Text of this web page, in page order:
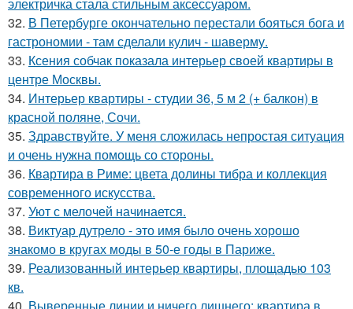
электричка стала стильным аксессуаром.
32. В Петербурге окончательно перестали бояться бога и
гастрономии - там сделали кулич - шаверму.
33. Ксения собчак показала интерьер своей квартиры в
центре Москвы.
34. Интерьер квартиры - студии 36, 5 м 2 (+ балкон) в
красной поляне, Сочи.
35. Здравствуйте. У меня сложилась непростая ситуация
и очень нужна помощь со стороны.
36. Квартира в Риме: цвета долины тибра и коллекция
современного искусства.
37. Уют с мелочей начинается.
38. Виктуар дутрело - это имя было очень хорошо
знакомо в кругах моды в 50-е годы в Париже.
39. Реализованный интерьер квартиры, площадью 103
кв.